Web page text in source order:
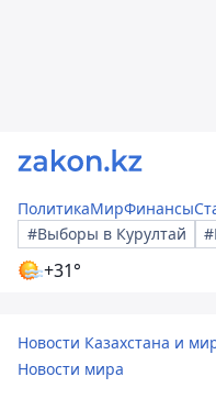
ПолитикаМирФинансы
#Выборы в Курултай
+31°
Новости Казахстана и
Новости мира